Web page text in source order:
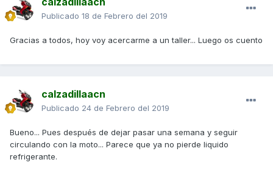
Publicado 18 de Febrero del 2019
Gracias a todos, hoy voy acercarme a un taller... Luego os cuento
calzadillaacn
Publicado 24 de Febrero del 2019
Bueno... Pues después de dejar pasar una semana y seguir
circulando con la moto... Parece que ya no pierde liquido
refrigerante.